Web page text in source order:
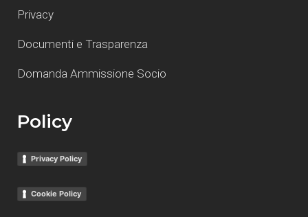
Privacy
Documenti e Trasparenza
Domanda Ammissione Socio
Policy
Privacy Policy
Cookie Policy